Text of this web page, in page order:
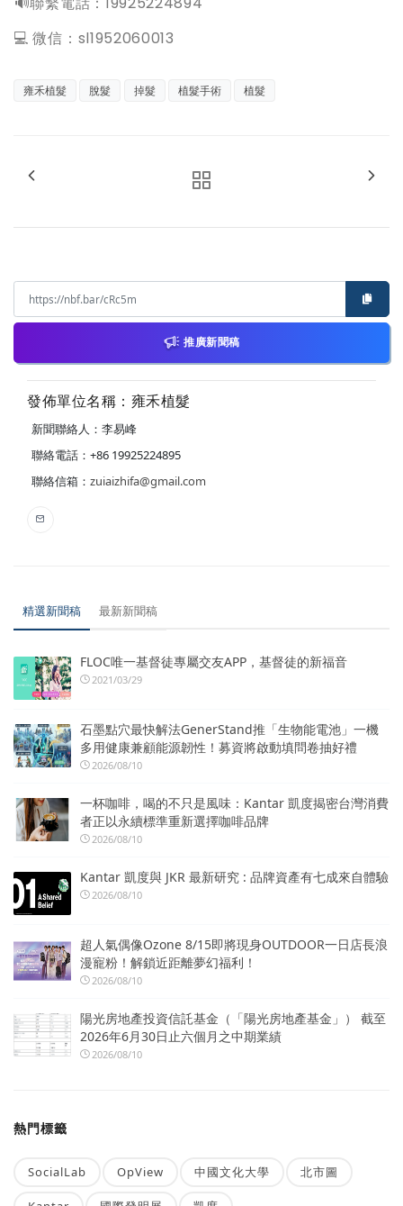
💻 微信：sl1952060013
雍禾植髮 脫髮 掉髮 植髮手術 植髮
推廣新聞稿
發佈單位名稱：雍禾植髮
新聞聯絡人：李易峰
聯絡電話：+86 19925224895
聯絡信箱： zuiaizhifa@gmail.com
精選新聞稿 最新新聞稿
FLOC唯一基督徒專屬交友APP，基督徒的新福音
2021/03/29
石墨點穴最快解法GenerStand推「生物能電池」一機
多用健康兼顧能源韌性！募資將啟動填問卷抽好禮
2026/08/10
一杯咖啡，喝的不只是風味：Kantar 凱度揭密台灣消費
者正以永續標準重新選擇咖啡品牌
2026/08/10
Kantar 凱度與 JKR 最新研究 : 品牌資產有七成來自體驗
2026/08/10
超人氣偶像Ozone 8/15即將現身OUTDOOR一日店長浪
漫寵粉！解鎖近距離夢幻福利！
2026/08/10
陽光房地產投資信託基金（「陽光房地產基金」） 截至
2026年6月30日止六個月之中期業績
2026/08/10
熱門標籤
SocialLab OpView 中國文化大學 北市圖